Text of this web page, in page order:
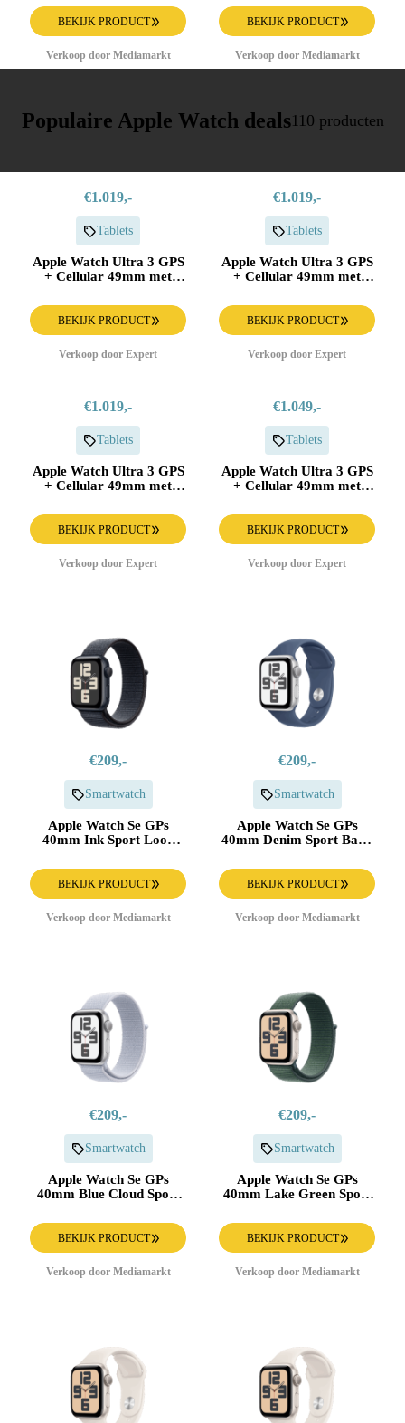
Smartwatch Silver
Aluminium
BEKIJK PRODUCT
Verkoop door Mediamarkt
Medium Smartwatch
BEKIJK PRODUCT
Verkoop door Mediamarkt
Populaire Apple Watch deals110 producten
€1.019,-
Tablets
Apple Watch Ultra 3 GPS
+ Cellular 49mm met
Smartwatch Beige
BEKIJK PRODUCT
Verkoop door Expert
€1.019,-
Tablets
Apple Watch Ultra 3 GPS
+ Cellular 49mm met
Smartwatch Zwart
BEKIJK PRODUCT
Verkoop door Expert
€1.019,-
Tablets
Apple Watch Ultra 3 GPS
+ Cellular 49mm met
Smartwatch Zwart
BEKIJK PRODUCT
Verkoop door Expert
€1.049,-
Tablets
Apple Watch Ultra 3 GPS
+ Cellular 49mm met
Smartwatch Zwart
BEKIJK PRODUCT
Verkoop door Expert
€209,-
Smartwatch
Apple Watch Se GPs
40mm Ink Sport Loop
Aluminium
BEKIJK PRODUCT
Verkoop door Mediamarkt
€209,-
Smartwatch
Apple Watch Se GPs
40mm Denim Sport Band
Aluminium
BEKIJK PRODUCT
Verkoop door Mediamarkt
€209,-
Smartwatch
Apple Watch Se GPs
40mm Blue Cloud Sport
Aluminium
BEKIJK PRODUCT
Verkoop door Mediamarkt
€209,-
Smartwatch
Apple Watch Se GPs
40mm Lake Green Sport
Starlight Aluminium
BEKIJK PRODUCT
Verkoop door Mediamarkt